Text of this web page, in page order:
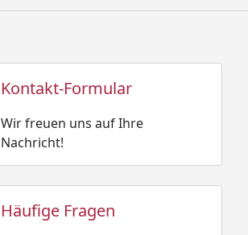
Kontakt-Formular
Wir freuen uns auf Ihre
Nachricht!
Häufige Fragen